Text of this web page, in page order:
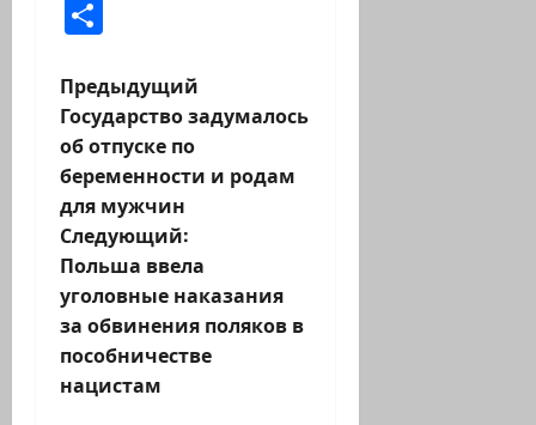
Н
а
в
и
г
а
ц
Предыдущий
Государство задумалось
об отпуске по
беременности и родам
для мужчин
Следующий:
Польша ввела
уголовные наказания
за обвинения поляков в
пособничестве
нацистам